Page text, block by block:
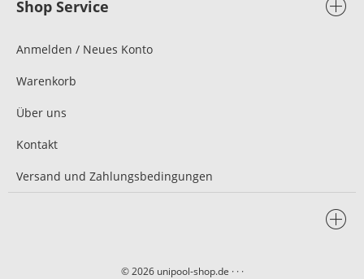
Shop Service
Anmelden / Neues Konto
Warenkorb
Über uns
Kontakt
Versand und Zahlungsbedingungen
© 2026 unipool-shop.de · · ·